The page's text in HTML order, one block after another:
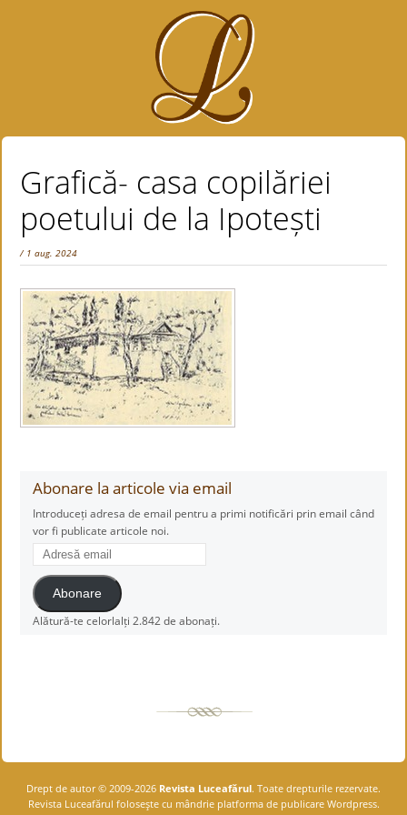
Grafică- casa copilăriei
poetului de la Ipotești
/ 1 aug. 2024
Abonare la articole via email
Introduceți adresa de email pentru a primi notificări prin email când
vor fi publicate articole noi.
Adresă
email
Abonare
Alătură-te celorlalți 2.842 de abonați.
Drept de autor © 2009-2026 Revista Luceafărul. Toate drepturile rezervate.
Revista Luceafărul foloseşte cu mândrie platforma de publicare Wordpress.